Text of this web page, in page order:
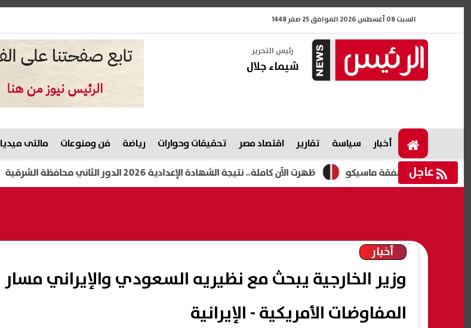
السبت 08 أغسطس 2026 الموافق 25 صفر 1448
رئيس التحرير
شيماء جلال
أخبار سياسة تقارير اقتصاد مصر تحقيقات وحوارات رياضة فن ومنوعات مالتى ميديا
عاجل ظهرت الآن كاملة.. نتيجة الشهادة الإعدادية 2026 الدور الثاني محافظة الشرقية من صفقة ماسيكو
أخبار
وزير الخارجية يبحث مع نظيريه السعودي والإيراني مسار
المفاوضات الأمريكية - الإيرانية